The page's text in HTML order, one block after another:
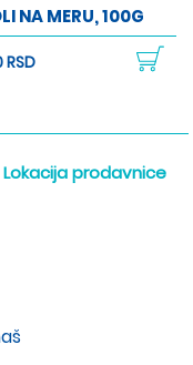
NA MERU, 100G
Lokacija prodavnice